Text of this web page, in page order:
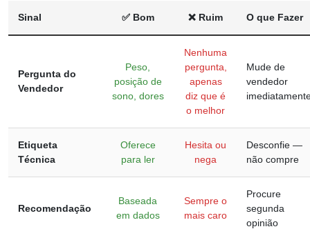
Sinal ✅ Bom ❌ Ruim O que Fazer
Pergunta do
Vendedor
Peso,
posição de
sono, dores
Nenhuma
pergunta,
apenas
diz que é
o melhor
Mude de
vendedor
Etiqueta
Técnica
Oferece
para ler
Hesita ou
nega
Desconfie —
não compre
Recomendação
Baseada
em dados
Sempre o
mais caro
Procure
segunda
opinião